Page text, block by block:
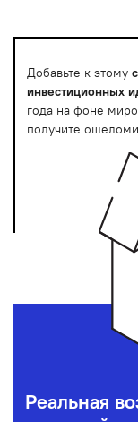
Добавьте к этому
инвестиционных
года на фоне
получите
Реальная